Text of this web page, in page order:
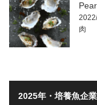
肉
2025年・培養魚企